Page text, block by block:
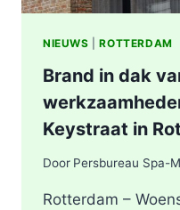
NIEUWS |ROTTERDAM
Brand in dak
Keystraat in
Door Persbureau Spa-
Rotterdam –